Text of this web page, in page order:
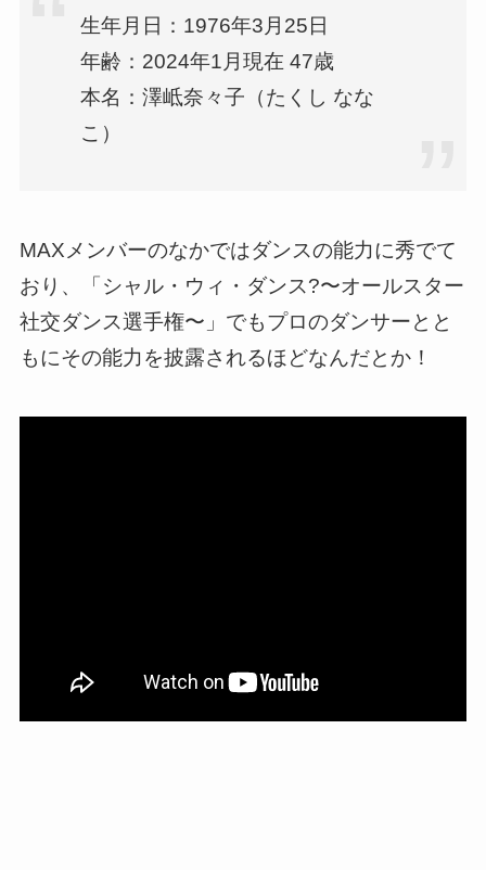
生年月日：1976年3月25日
年齢：2024年1月現在 47歳
本名：澤岻奈々子（たくし なな
こ）
MAXメンバーのなかではダンスの能力に秀でて
おり、「シャル・ウィ・ダンス?〜オールスター
社交ダンス選手権〜」でもプロのダンサーとと
もにその能力を披露されるほどなんだとか！